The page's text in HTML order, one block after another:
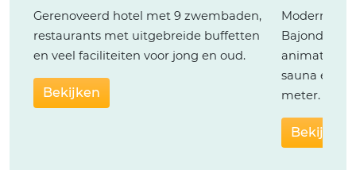
Gerenoveerd hotel met 9 zwembaden,
restaurants met uitgebreide buffetten
en veel faciliteiten voor jong en oud.
Bekijken
Modern
Bajondillo
animatie
sauna en
meter.
Bekijken